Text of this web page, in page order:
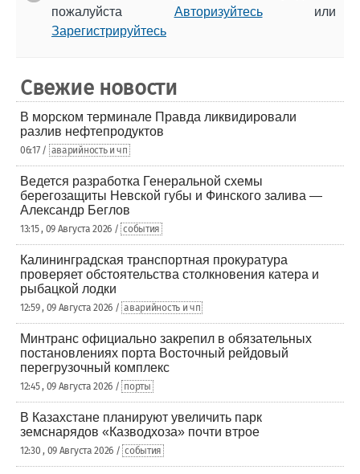
пожалуйста Авторизуйтесьили
Зарегистрируйтесь
Свежие новости
В морском терминале Правда ликвидировали
разлив нефтепродуктов
06:17 / аварийность и чп
Ведется разработка Генеральной схемы
берегозащиты Невской губы и Финского залива —
Александр Беглов
13:15 , 09 Августа 2026 / события
Калининградская транспортная прокуратура
проверяет обстоятельства столкновения катера и
рыбацкой лодки
12:59 , 09 Августа 2026 / аварийность и чп
Минтранс официально закрепил в обязательных
постановлениях порта Восточный рейдовый
перегрузочный комплекс
12:45 , 09 Августа 2026 / порты
В Казахстане планируют увеличить парк
земснарядов «Казводхоза» почти втрое
12:30 , 09 Августа 2026 / события